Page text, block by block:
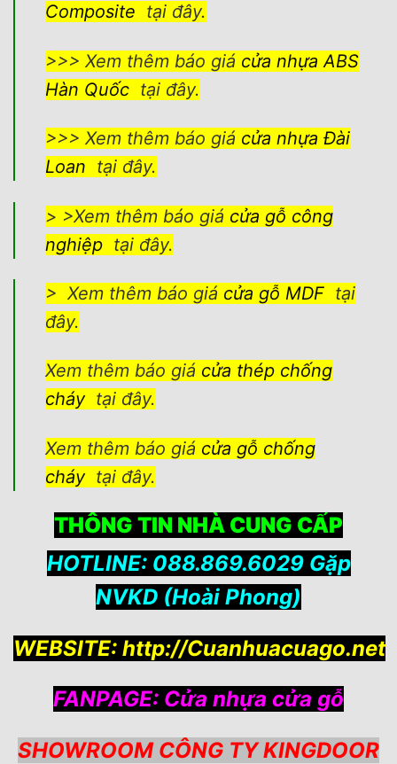
Composite tại đây.
>>> Xem thêm báo giá cửa nhựa ABS
Hàn Quốc tại đây.
>>> Xem thêm báo giá cửa nhựa Đài
Loan tại đây.
> >Xem thêm báo giá cửa gỗ công
nghiệptại đây.
> Xem thêm báo giá cửa gỗ MDFtại
đây.
Xem thêm báo giá cửa thép chống
cháytại đây.
Xem thêm báo giá cửa gỗ chống
cháytại đây.
THÔNG TIN NHÀ CUNG CẤP
HOTLINE: 088.869.6029 Gặp
NVKD (Hoài Phong)
WEBSITE: http://Cuanhuacuago.net
FANPAGE: Cửa nhựa cửa gỗ
SHOWROOM CÔNG TY KINGDOOR